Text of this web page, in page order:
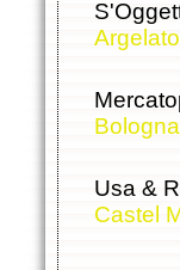
Usa &
Castel